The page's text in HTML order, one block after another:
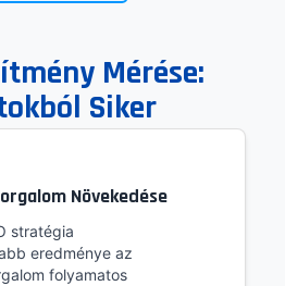
Mérése:
Siker
Növekedése
stratégia
eredménye az
folyamatos